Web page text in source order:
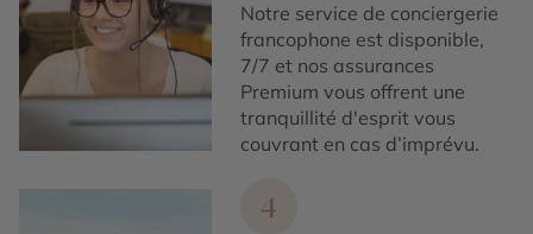
Notre service de conciergerie
francophone est disponible,
7/7 et nos assurances
Premium vous offrent une
tranquillité d'esprit vous
couvrant en cas d’imprévu.
4